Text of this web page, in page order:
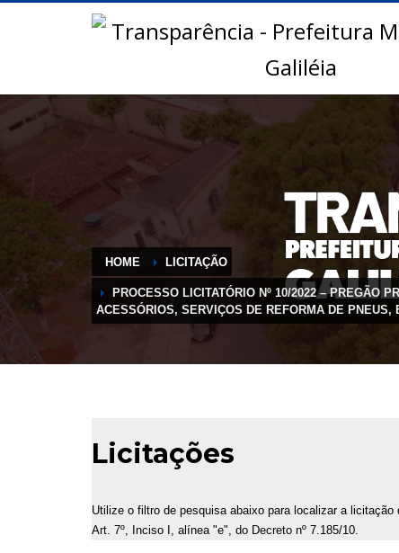
HOME LICITAÇÃO
PROCESSO LICITATÓRIO Nº 10/2022 – PREGÃO
ACESSÓRIOS, SERVIÇOS DE REFORMA DE
Licitações
Utilize o filtro de pesquisa abaixo para localizar a
Art. 7º, Inciso I, alínea "e", do Decreto nº 7.185/10.